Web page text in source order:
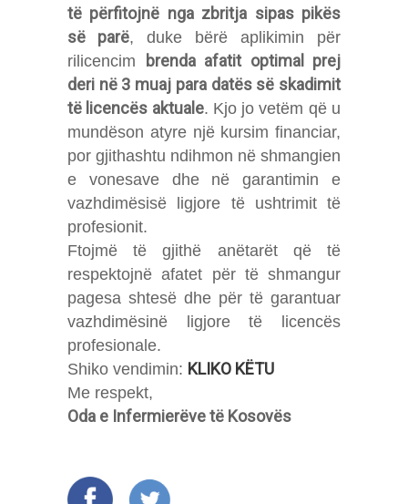
të përfitojnë nga zbritja sipas pikës
së parë, duke bërë aplikimin për
rilicencim
brenda afatit optimal prej
deri në 3 muaj para datës së skadimit
të licencës aktuale. Kjo jo vetëm që u
mundëson atyre një kursim financiar,
por gjithashtu ndihmon në shmangien
e vonesave dhe në garantimin e
vazhdimësisë ligjore të ushtrimit të
profesionit.
Ftojmë të gjithë anëtarët që të
respektojnë afatet për të shmangur
pagesa shtesë dhe për të garantuar
vazhdimësinë ligjore të licencës
profesionale.
Shiko vendimin: KLIKO KËTU
Me respekt,
Oda e Infermierëve të Kosovës